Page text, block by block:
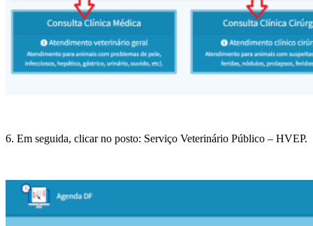
6. Em seguida, clicar no posto: Serviço Veterinário Público – HVEP.